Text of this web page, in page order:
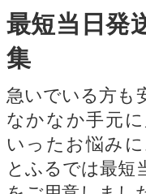
最短当日発
集
急いでいる方も
なかなか手元
いったお悩み
とふるでは最短